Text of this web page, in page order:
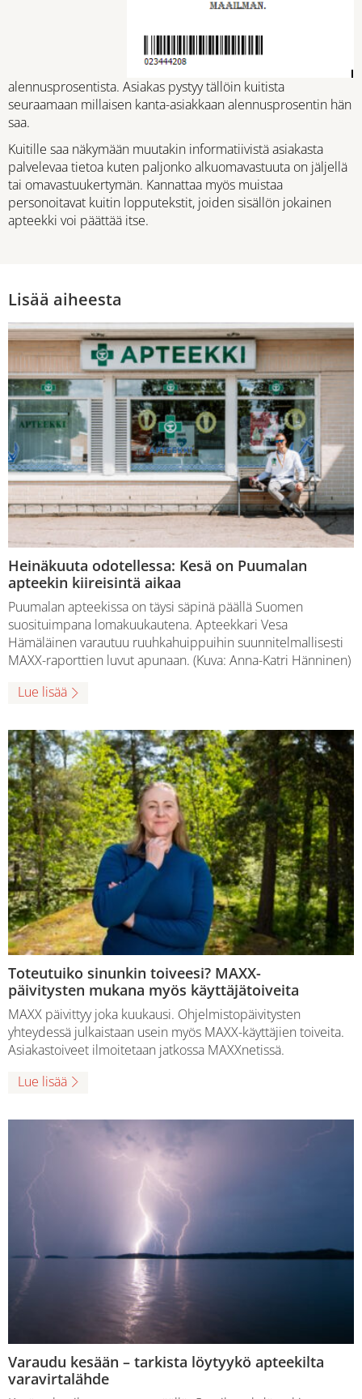
alennusprosentista. Asiakas pystyy tällöin kuitista
seuraamaan millaisen kanta-asiakkaan alennusprosentin hän
saa.
Kuitille saa näkymään muutakin informatiivistä asiakasta
palvelevaa tietoa kuten paljonko alkuomavastuuta on jäljellä
tai omavastuukertymän. Kannattaa myös muistaa
personoitavat kuitin lopputekstit, joiden sisällön jokainen
apteekki voi päättää itse.
Lisää aiheesta
Heinäkuuta odotellessa: Kesä on Puumalan
apteekin kiireisintä aikaa
Puumalan apteekissa on täysi säpinä päällä Suomen
suosituimpana lomakuukautena. Apteekkari Vesa
Hämäläinen varautuu ruuhkahuippuihin suunnitelmallisesti
MAXX-raporttien luvut apunaan. (Kuva: Anna-Katri Hänninen)
Lue lisää
Toteutuiko sinunkin toiveesi? MAXX-
päivitysten mukana myös käyttäjätoiveita
MAXX päivittyy joka kuukausi. Ohjelmistopäivitysten
yhteydessä julkaistaan usein myös MAXX-käyttäjien toiveita.
Asiakastoiveet ilmoitetaan jatkossa MAXXnetissä.
Lue lisää
Varaudu kesään – tarkista löytyykö apteekilta
varavirtalähde